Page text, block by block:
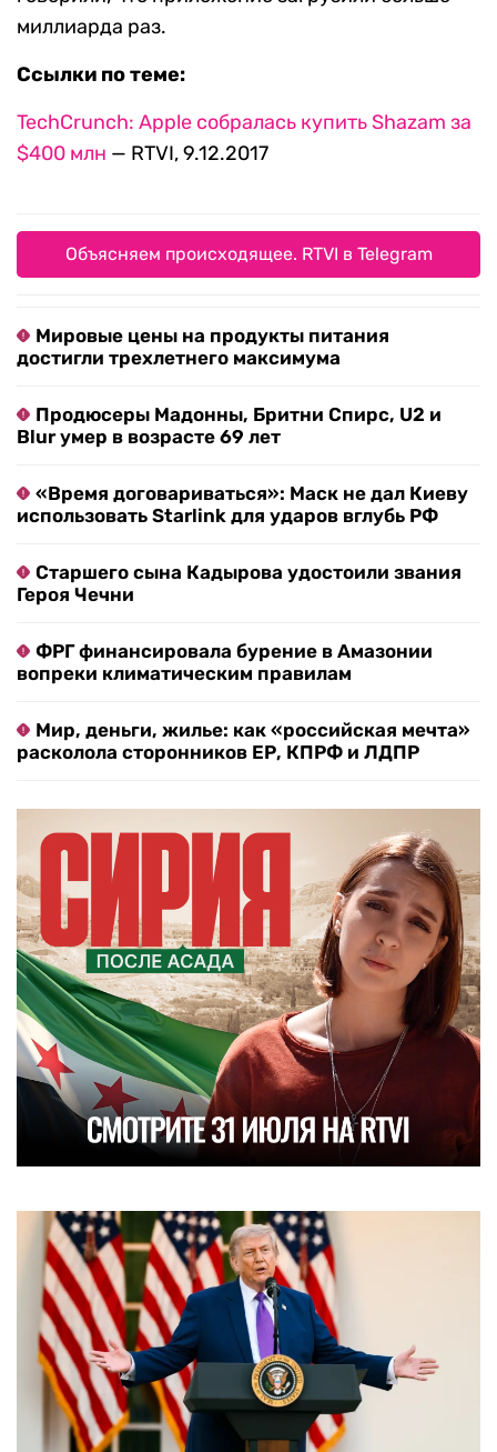
миллиарда раз.
Ссылки по теме:
TechCrunch: Apple собралась купить Shazam за
$400 млн — RTVI, 9.12.2017
Объясняем происходящее. RTVI в Telegram
Мировые цены на продукты питания
достигли трехлетнего максимума
Продюсеры Мадонны, Бритни Спирс, U2 и
Blur умер в возрасте 69 лет
«Время договариваться»: Маск не дал Киеву
использовать Starlink для ударов вглубь РФ
Старшего сына Кадырова удостоили звания
Героя Чечни
ФРГ финансировала бурение в Амазонии
вопреки климатическим правилам
Мир, деньги, жилье: как «российская мечта»
расколола сторонников ЕР, КПРФ и ЛДПР